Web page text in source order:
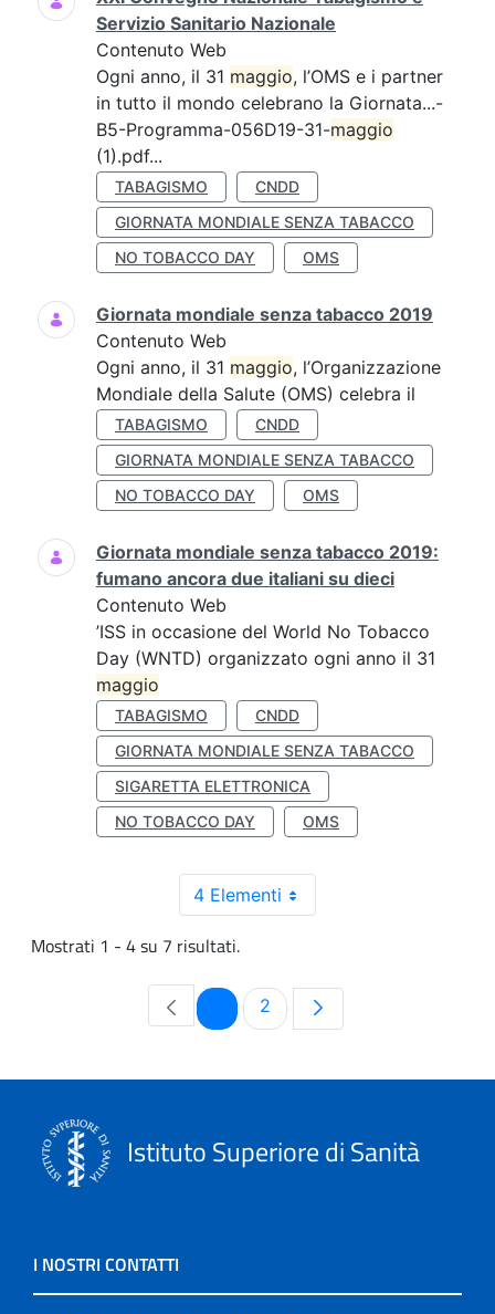
Servizio Sanitario Nazionale
Contenuto Web
Ogni anno, il 31 maggio, l’OMS e i partner
in tutto il mondo celebrano la Giornata...-
B5-Programma-056D19-31-maggio
(1).pdf...
TABAGISMO
CNDD
GIORNATA MONDIALE SENZA TABACCO
NO TOBACCO DAY
OMS
Giornata mondiale senza tabacco 2019
Contenuto Web
Ogni anno, il 31 maggio, l’Organizzazione
Mondiale della Salute (OMS) celebra il
TABAGISMO
CNDD
GIORNATA MONDIALE SENZA TABACCO
NO TOBACCO DAY
OMS
Giornata mondiale senza tabacco 2019:
fumano ancora due italiani su dieci
Contenuto Web
’ISS in occasione del World No Tobacco
Day (WNTD) organizzato ogni anno il 31
maggio
TABAGISMO
CNDD
GIORNATA MONDIALE SENZA TABACCO
SIGARETTA ELETTRONICA
NO TOBACCO DAY
OMS
4 Elementi
Mostrati 1 - 4 su 7 risultati.
PaginaPagina
2
Istituto Superiore di Sanità
I NOSTRI CONTATTI